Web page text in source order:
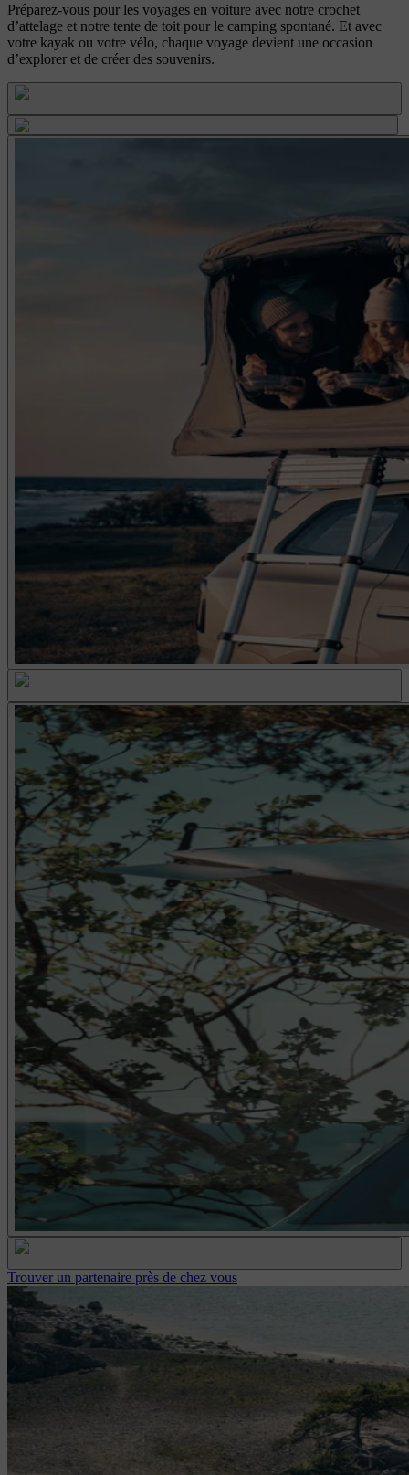
Préparez-vous pour les voyages en voiture avec notre crochet
d’attelage et notre tente de toit pour le camping spontané. Et avec
votre kayak ou votre vélo, chaque voyage devient une occasion
d’explorer et de créer des souvenirs.
Trouver un partenaire près de chez vous